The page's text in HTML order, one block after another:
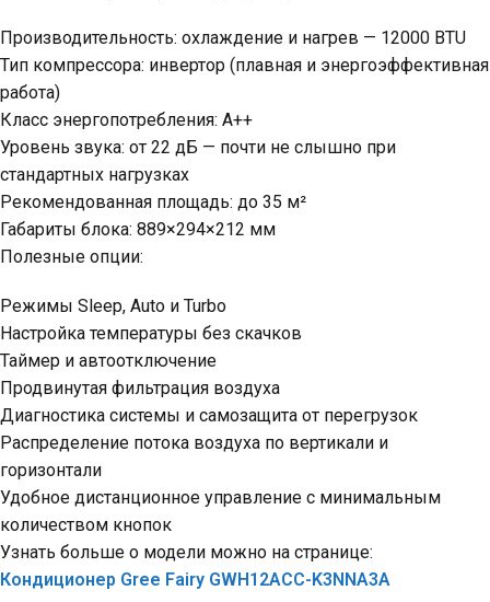
Производительность: охлаждение и нагрев — 12000 BTU
Тип компрессора: инвертор (плавная и энергоэффективная
работа)
Класс энергопотребления: A++
Уровень звука: от 22 дБ — почти не слышно при
стандартных нагрузках
Рекомендованная площадь: до 35 м²
Габариты блока: 889×294×212 мм
Полезные опции:
Режимы Sleep, Auto и Turbo
Настройка температуры без скачков
Таймер и автоотключение
Продвинутая фильтрация воздуха
Диагностика системы и самозащита от перегрузок
Распределение потока воздуха по вертикали и
горизонтали
Удобное дистанционное управление с минимальным
количеством кнопок
Узнать больше о модели можно на странице:
Кондиционер Gree Fairy GWH12ACC-K3NNA3A